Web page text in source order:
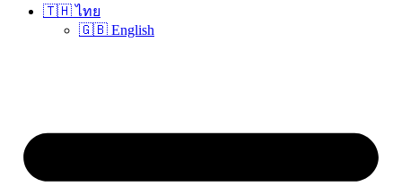
🇹🇭 ไทย
🇬🇧 English